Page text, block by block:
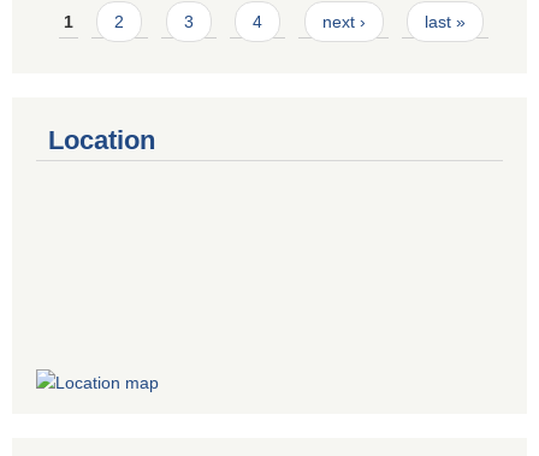
Pages
1 2 3 4 next › last »
Location